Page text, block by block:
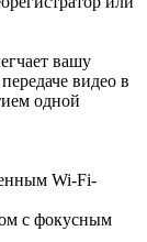
вашу
видео в
одной
Wi-Fi-
с фокусным